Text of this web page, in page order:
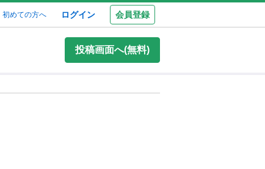
初めての方へ ログイン 会員登録
投稿画面へ(無料)